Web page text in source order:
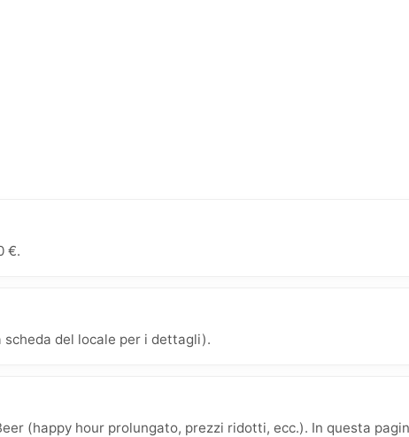
€.
scheda del locale per i dettagli).
(happy hour prolungato, prezzi ridotti, ecc.). In questa